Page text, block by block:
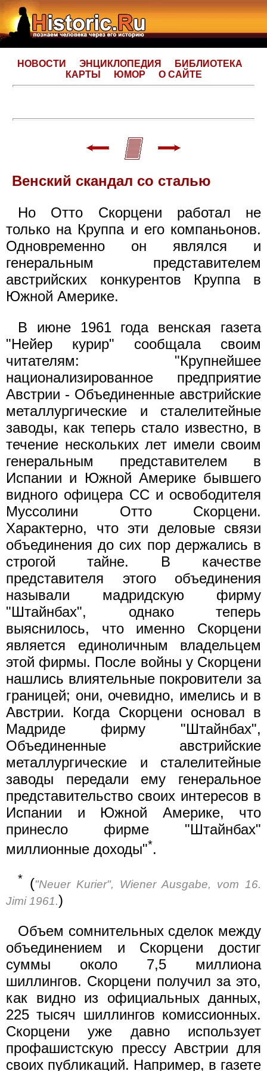
НОВОСТИ ЭНЦИКЛОПЕДИЯ
БИБЛИОТЕКА
КАРТЫ
ЮМОР О САЙТЕ
Венский скандал со сталью
Но Отто Скорцени работал не
только на Круппа и его компаньонов.
Одновременно он являлся и
генеральным представителем
австрийских конкурентов Круппа в
Южной Америке.
В июне 1961 года венская газета
"Нейер курир" сообщала своим
читателям: "Крупнейшее
национализированное предприятие
Австрии - Объединенные австрийские
металлургические и сталелитейные
заводы, как теперь стало известно, в
течение нескольких лет имели своим
генеральным представителем в
Испании и Южной Америке бывшего
видного офицера СС и освободителя
Муссолини Отто Скорцени.
Характерно, что эти деловые связи
объединения до сих пор держались в
строгой тайне. В качестве
представителя этого объединения
называли мадридскую фирму
"Штайнбах", однако теперь
выяснилось, что именно Скорцени
является единоличным владельцем
этой фирмы. После войны у Скорцени
нашлись влиятельные покровители за
границей; они, очевидно, имелись и в
Австрии. Когда Скорцени основал в
Мадриде фирму "Штайнбах",
Объединенные австрийские
металлургические и сталелитейные
заводы передали ему генеральное
представительство своих интересов в
Испании и Южной Америке, что
принесло фирме "Штайнбах"
миллионные доходы"*.
* ("Neuer Kurier", Wiener Ausgabe, vom 16.
Jimi 1961.)
Объем сомнительных сделок между
объединением и Скорцени достиг
суммы около 7,5 миллиона
шиллингов. Скорцени получил за это,
как видно из официальных данных,
225 тысяч шиллингов комиссионных.
Скорцени уже давно использует
профашистскую прессу Австрии для
своих публикаций. Например, в газете